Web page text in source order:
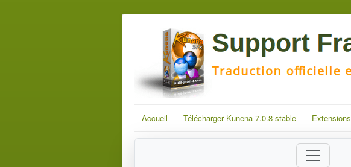
Accueil Télécharger Kunena 7.0.8 stable Extensions